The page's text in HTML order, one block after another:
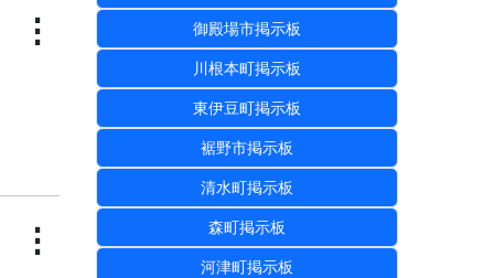
⋮
⋮
御殿場市掲示板
川根本町掲示板
東伊豆町掲示板
裾野市掲示板
清水町掲示板
森町掲示板
河津町掲示板